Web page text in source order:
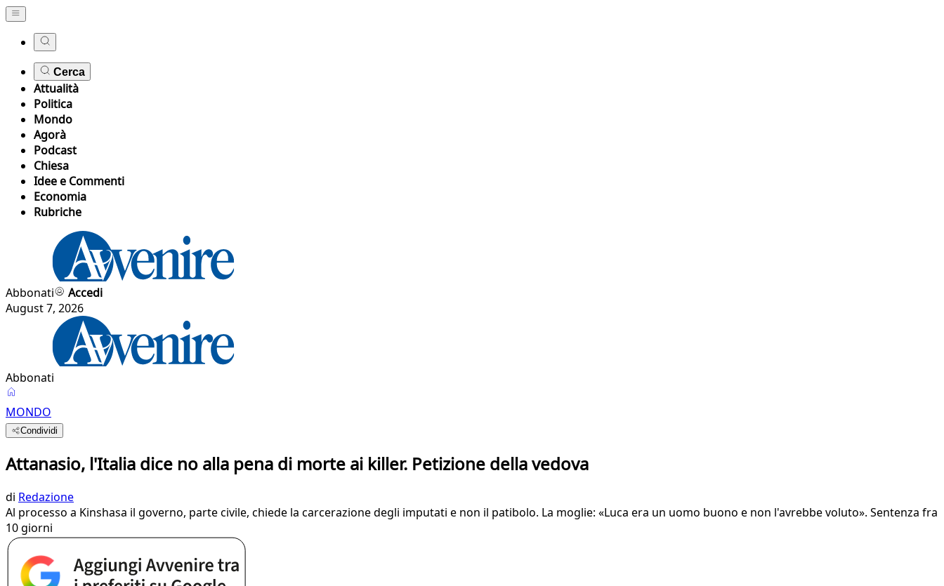
Cerca
Attualità
Politica
Mondo
Agorà
Podcast
Chiesa
Idee e Commenti
Economia
Rubriche
Abbonati
Accedi
August 7, 2026
Abbonati
MONDO
Condividi
Attanasio, l'Italia dice no alla pena di morte ai killer. Petizione della vedova
di Redazione
Al processo a Kinshasa il governo, parte civile, chiede la carcerazione degli imputati e non il patibolo. La moglie: «Luca era un uomo buono e non l'avrebbe voluto». Sentenza fra
10 giorni